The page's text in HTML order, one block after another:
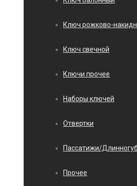
Ключ рожково-
Ключ свечной
Ключи прочее
Наборы ключей
Отвертки
Пассатижи/
Прочее